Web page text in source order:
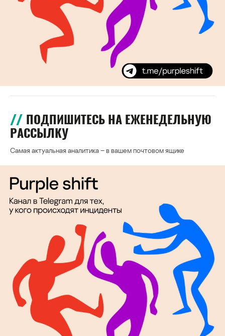
ПОДПИШИТЕСЬ НА ЕЖЕНЕДЕЛЬНУЮ
РАССЫЛКУ
Самая актуальная аналитика – в вашем почтовом ящике